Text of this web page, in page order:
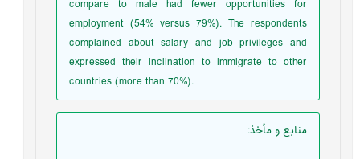
compare to male had fewer opportunities for
employment (54% versus 79%). The respondents
complained about salary and job privileges and
expressed their inclination to immigrate to other
countries (more than 70%).
منابع و مأخذ: